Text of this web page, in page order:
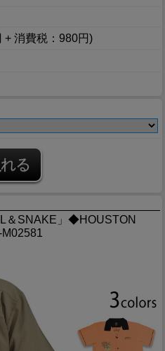
+ 消費税：980円)
＆SNAKE」◆HOUSTON
M02581